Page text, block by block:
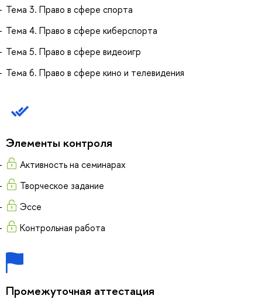
Тема 3. Право в сфере спорта
Тема 4. Право в сфере киберспорта
Тема 5. Право в сфере видеоигр
Тема 6. Право в сфере кино и телевидения
Элементы контроля
Активность на семинарах
Творческое задание
Эссе
Контрольная работа
Промежуточная аттестация